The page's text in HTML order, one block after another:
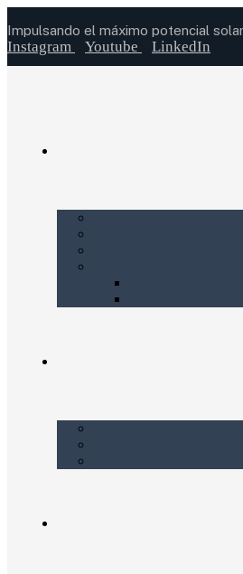
Impulsando el máximo potencial
Instagram Youtube LinkedIn